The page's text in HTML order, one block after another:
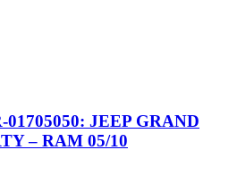
JEEP GRAND
– RAM 05/10